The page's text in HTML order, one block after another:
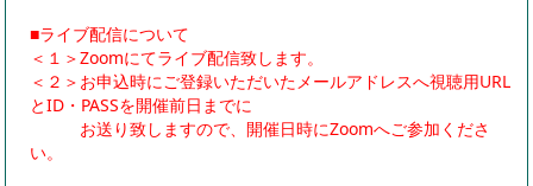
■ライブ配信について
＜１＞Zoomにてライブ配信致します。
＜２＞お申込時にご登録いただいたメールアドレスへ視聴用URL
とID・PASSを開催前日までに
お送り致しますので、開催日時にZoomへご参加くださ
い。